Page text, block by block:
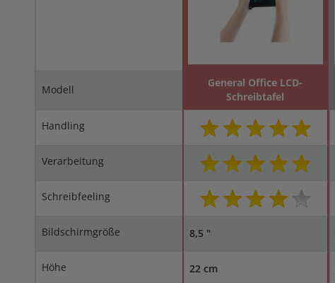
Modell
General Office LCD-
Schreibtafel
Handling
Verarbeitung
Schreibfeeling
Bildschirmgröße 8,5 "
Höhe 22 cm